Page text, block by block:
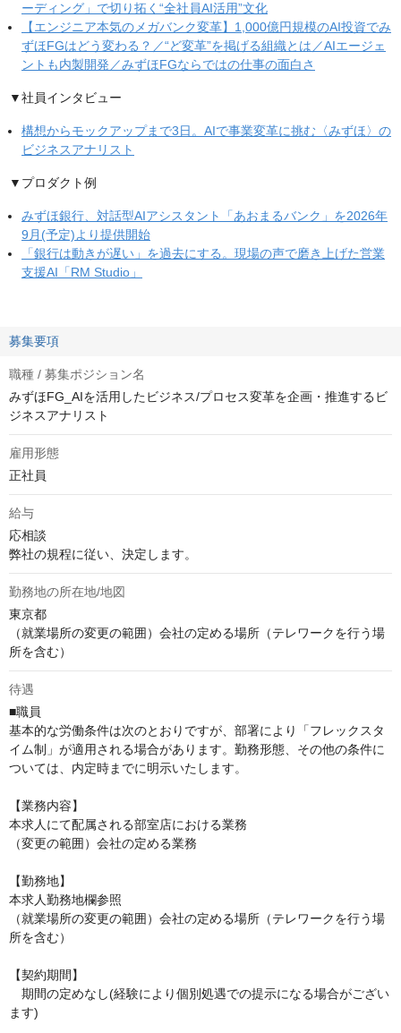
ーディング」で切り拓く“全社員AI活用”文化
【エンジニア本気のメガバンク変革】1,000億円規模のAI投資でみ
ずほFGはどう変わる？／“ど変革”を掲げる組織とは／AIエージェ
ントも内製開発／みずほFGならではの仕事の面白さ
▼社員インタビュー
構想からモックアップまで3日。AIで事業変革に挑む〈みずほ〉の
ビジネスアナリスト
▼プロダクト例
みずほ銀行、対話型AIアシスタント「あおまるバンク」を2026年
9月(予定)より提供開始
「銀行は動きが遅い」を過去にする。現場の声で磨き上げた営業
支援AI「RM Studio」
募集要項
職種 / 募集ポジション名
みずほFG_AIを活用したビジネス/プロセス変革を企画・推進するビ
ジネスアナリスト
雇用形態
正社員
給与
応相談
弊社の規程に従い、決定します。
勤務地の所在地/地図
東京都
（就業場所の変更の範囲）会社の定める場所（テレワークを行う場
所を含む）
待遇
■職員
基本的な労働条件は次のとおりですが、部署により「フレックスタ
イム制」が適用される場合があります。勤務形態、その他の条件に
ついては、内定時までに明示いたします。
【業務内容】
本求人にて配属される部室店における業務
（変更の範囲）会社の定める業務
【勤務地】
本求人勤務地欄参照
（就業場所の変更の範囲）会社の定める場所（テレワークを行う場
所を含む）
【契約期間】
期間の定めなし(経験により個別処遇での提示になる場合がござい
ます)